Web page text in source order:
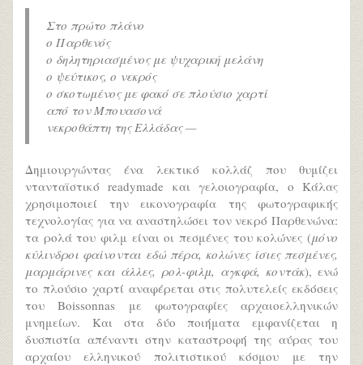
Στο πρώτο πλάνο
ο Παρθενός
ο δηλητηριασμένος με ψυχαρική μελάνη
ο ψεύτικος, ο νεκρός
ο σκοτωμένος με φακό σε πλούσιο χαρτί
από τον Μπουασονά
νεκροθάπτη της Ελλάδας —
Δημιουργώντας ένα λεκτικό κολλάζ που θυμίζει
ντανταϊστικό readymade και γελοιογραφία, ο Κάλας
χρησιμοποιεί την εικονογραφία της φωτογραφικής
τεχνολογίας για να αναστηλώσει τον νεκρό Παρθενώνα:
τα ρολά του φιλμ είναι οι πεσμένες του κολώνες (μόνο
κύλινδροι φαίνονται εδώ πέρα, κολώνες ίσιες πεσμένες,
μαρμάρινες και άλλες, ρολ-φιλμ, αγκφά, κοντάκ), ενώ
το πλούσιο χαρτί αναφέρεται στις πολυτελείς εκδόσεις
του Boissonnas με φωτογραφίες αρχαιοελληνικών
μνημείων. Και στα δύο ποιήματα εμφανίζεται η
δυσπιστία απέναντι στην καταστροφή της αύρας του
αρχαίου ελληνικού πολιτιστικού κόσμου με την